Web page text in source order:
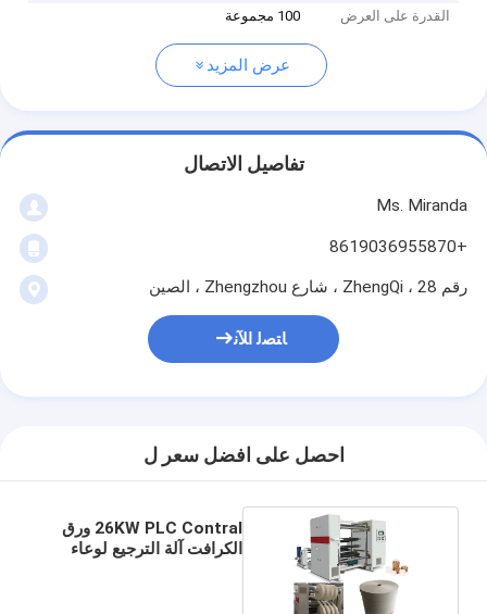
القدرة على العرض
100 مجموعة
عرض المزيد
تفاصيل الاتصال
Ms. Miranda
+8619036955870
رقم 28 ، ZhengQi ، شارع Zhengzhou ، الصين
ﺎﺘﺼﻟ ﺍﻶﻧ
احصل على افضل سعر ل
26KW PLC Contral ورق
الكرافت آلة الترجيع لوعاء